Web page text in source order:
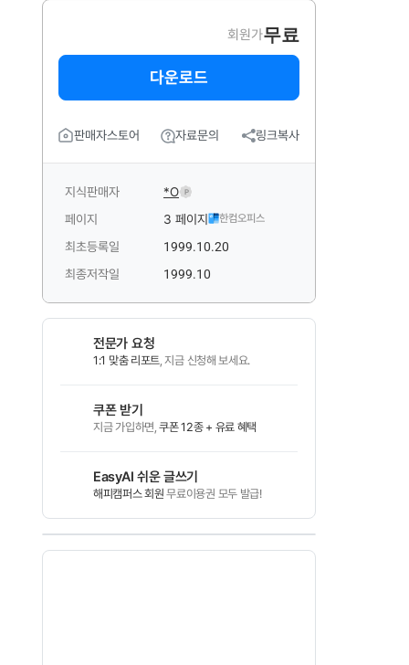
회원가무료
다운로드
판매자스토어 자료문의 링크복사
지식판매자 *O P
페이지 3 페이지 한컴오피스
최초등록일
1999.10.20
최종저작일
1999.10
전문가 요청
1:1 맞춤 리포트, 지금 신청해 보세요.
쿠폰 받기
지금 가입하면,쿠폰 12종 + 유료 혜택
EasyAI 쉬운 글쓰기
해피캠퍼스 회원 무료이용권 모두 발급!